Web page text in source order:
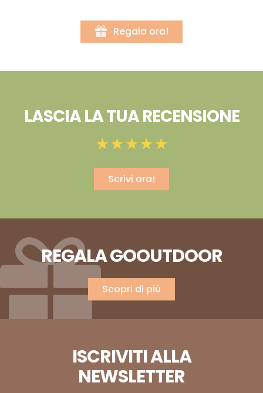
Regala ora!
LASCIA LA TUA RECENSIONE
Scrivi ora!
REGALA GOOUTDOOR
Scopri di più
ISCRIVITI ALLA
NEWSLETTER